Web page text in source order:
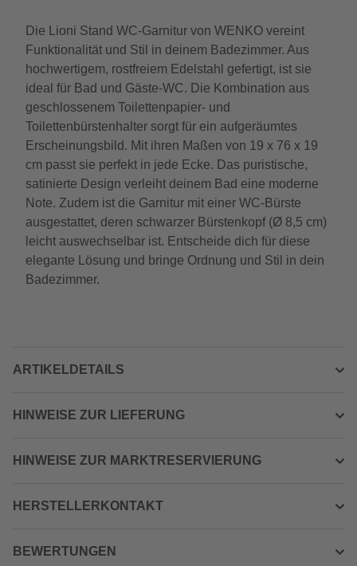
Die Lioni Stand WC-Garnitur von WENKO vereint
Funktionalität und Stil in deinem Badezimmer. Aus
hochwertigem, rostfreiem Edelstahl gefertigt, ist sie
ideal für Bad und Gäste-WC. Die Kombination aus
geschlossenem Toilettenpapier- und
Toilettenbürstenhalter sorgt für ein aufgeräumtes
Erscheinungsbild. Mit ihren Maßen von 19 x 76 x 19
cm passt sie perfekt in jede Ecke. Das puristische,
satinierte Design verleiht deinem Bad eine moderne
Note. Zudem ist die Garnitur mit einer WC-Bürste
ausgestattet, deren schwarzer Bürstenkopf (Ø 8,5 cm)
leicht auswechselbar ist. Entscheide dich für diese
elegante Lösung und bringe Ordnung und Stil in dein
Badezimmer.
ARTIKELDETAILS
HINWEISE ZUR LIEFERUNG
HINWEISE ZUR MARKTRESERVIERUNG
HERSTELLERKONTAKT
BEWERTUNGEN